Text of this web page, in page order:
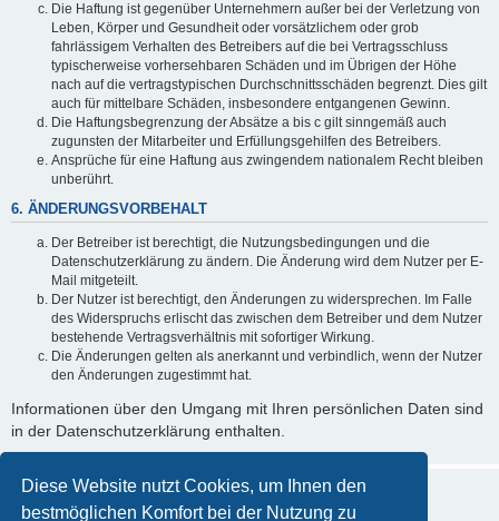
Diese Website nutzt Cookies, um Ihnen den
bestmöglichen Komfort bei der Nutzung zu
Die Haftung ist gegenüber Unternehmern außer bei der Verletzung von
Leben, Körper und Gesundheit oder vorsätzlichem oder grob
fahrlässigem Verhalten des Betreibers auf die bei Vertragsschluss
typischerweise vorhersehbaren Schäden und im Übrigen der Höhe
nach auf die vertragstypischen Durchschnittsschäden begrenzt. Dies gilt
auch für mittelbare Schäden, insbesondere entgangenen Gewinn.
Die Haftungsbegrenzung der Absätze a bis c gilt sinngemäß auch
zugunsten der Mitarbeiter und Erfüllungsgehilfen des Betreibers.
Ansprüche für eine Haftung aus zwingendem nationalem Recht bleiben
unberührt.
6. ÄNDERUNGSVORBEHALT
Der Betreiber ist berechtigt, die Nutzungsbedingungen und die
Datenschutzerklärung zu ändern. Die Änderung wird dem Nutzer per E-
Mail mitgeteilt.
Der Nutzer ist berechtigt, den Änderungen zu widersprechen. Im Falle
des Widerspruchs erlischt das zwischen dem Betreiber und dem Nutzer
bestehende Vertragsverhältnis mit sofortiger Wirkung.
Die Änderungen gelten als anerkannt und verbindlich, wenn der Nutzer
den Änderungen zugestimmt hat.
Informationen über den Umgang mit Ihren persönlichen Daten sind
in der Datenschutzerklärung enthalten.